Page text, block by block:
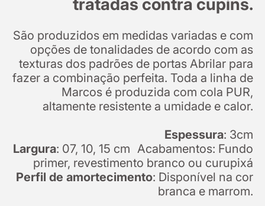
tratadas contra cupins.
São produzidos em medidas variadas e com
opções de tonalidades de acordo com as
texturas dos padrões de portas Abrilar para
fazer a combinação perfeita. Toda a linha de
Marcos é produzida com cola PUR,
altamente resistente a umidade e calor.
Espessura: 3cm
Largura: 07, 10, 15 cm Acabamentos: Fundo
primer, revestimento branco ou curupixá
Perfil de amortecimento: Disponível na cor
branca e marrom.